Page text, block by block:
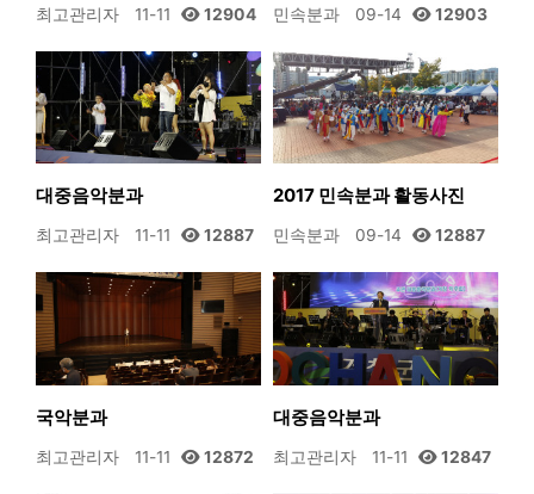
최고관리자 11-11 12904 민속분과 09-14 12903
대중음악분과
최고관리자 11-11 12887
2017 민속분과 활동사진
민속분과 09-14 12887
국악분과
최고관리자 11-11 12872
대중음악분과
최고관리자 11-11 12847